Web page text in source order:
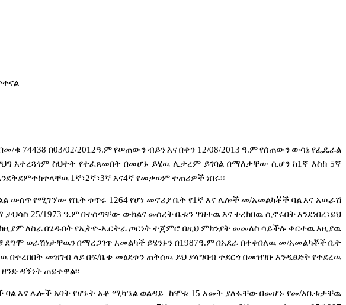
/ቁ 74438 በ03/02/2012ዓ.ም የሠጠውን ብይንእና በቀን 12/08/2013 ዓ.ም የሰጠውን ውሳኔ የፌዴራል
አተረጓጎም ስህተት የተፈጸመበት በመሆኑ ይሄዉ ሊታረም ይገባል በማለታቸው ሲሆን ከ1 ኛ እስከ 5ኛ
1 ኛ፣2ኛ፣3ኛ እና4ኛ የመቃወምተጠሪዎችነበሩ፡፡
ውስጥ የሚገኘው የቤት ቁጥሩ 1264 የሆነ መኖሪያ ቤት የ1 ኛ እና ሌሎች መ/አመልካቾች ባል እና አዉራሽ
ታህሳስ 25/1973 ዓ.ም በተሰጣቸው ውክልና መሰረት ቤቱን ገዝተዉ እና ተረክበዉ ሲኖሩበት እንደነበረ፣ይህ
ለስራ በሄዱበት የኢትዮ-ኤርትራ ጦርነትተጀምሮ በዚህ ምክንያት መመለስ ሳይችሉ ቀርተዉ እዚያዉ
ደግሞ ወራሽነታቸዉን በማረጋገጥ አመልካች ይሄንኑን በ1987ዓ.ም በአደራ በተቀበለዉ መ/አመልካቾች ቤት
በቀረበበት መዝገብ ላይ በፍ/ቤቱ መፅደቁን ጠቅሰዉ ይህ ያላግባብ ተደርጎ በመዝገቡ እንዲፀድቅ የተደረዉ
ዘንድዳኝነት ጠይቀዋል፡፡
ባል እና ሌሎች አባት የሆኑት አቶ ሚካዔል ወልዳይ ከሞቱ 15 አመት ያለፋቸው በመሆኑ የመ/አቤቱታቸዉ